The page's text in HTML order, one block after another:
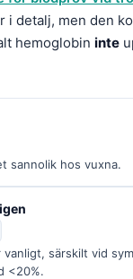
i detalj, men den
hemoglobin inte
sannolik hos vuxna.
vanligt, särskilt vid
<20%.